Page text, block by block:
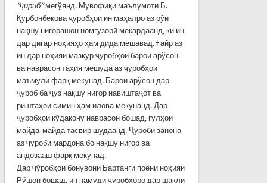
“ҷириб”мегўянд. Мувофиқи маълумоти Б.
Қурбонбекова ҷуробҳои ин маҳалро аз рўи
нақшу нигорашон номгузорӣ мекардаанд, ки ин
дар дигар ноҳияҳо ҳам дида мешавад. Ғайр аз
ин дар ноҳияи мазкур ҷуробҳои барои арўсон
ва наврасон таҳия мешуда аз ҷуробҳои
маъмулӣ фарқ мекунад. Барои арўсон дар
ҷуроб ба ҷуз нақшу нигор навиштаҷот ва
риштаҳои симин ҳам илова мекунанд. Дар
ҷуробҳои кўдакону наврасон бошад, гулҳои
майда-майда тасвир шудаанд. Ҷуроби занона
аз ҷуроби мардона бо нақшу нигор ва
андозааш фарқ мекунад.
Дар ҷўробҳои бонувони Бартанги поёни ноҳияи
Рўшон бошад, ин намуди ҷуробҳоро дар шакли